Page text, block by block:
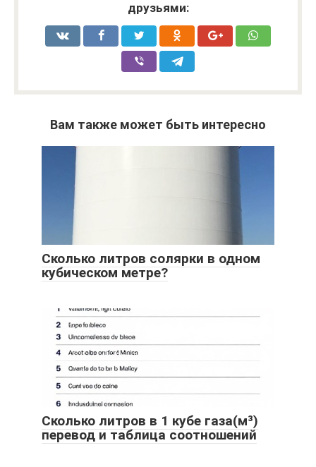
друзьями:
Вам также может быть интересно
Сколько литров солярки в одном
кубическом метре?
Сколько литров в 1 кубе газа(м³)
перевод и таблица соотношений